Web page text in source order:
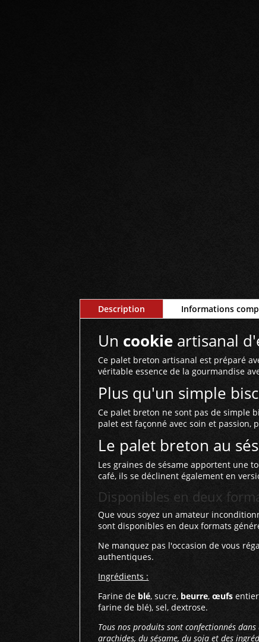
Description Informations
Un cookie artisanal
Ce palet breton artisanal est préparé
véritable essence de la gourmandise
Plus qu'un simple
Ce palet breton ne sont pas de simple
palet est façonné avec soin et
Le palet breton au
Les graines de sésame apportent une
café, ils se déclinent également en
Disponibles en deux
Que vous soyez un amateur
sont disponibles en deux formats
Ne manquez pas l'occasion de vous
authentiques.
Ingrédients :
Farine de blé, sucre, beurre,œufs
farine de blé), sel, dextrose.
Tous nos produits sont confectionnés
arachides, du sésame, du soja et des